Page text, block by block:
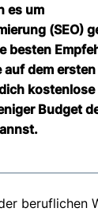
es um
(SEO)
besten
auf dem
Budget
beruflichen